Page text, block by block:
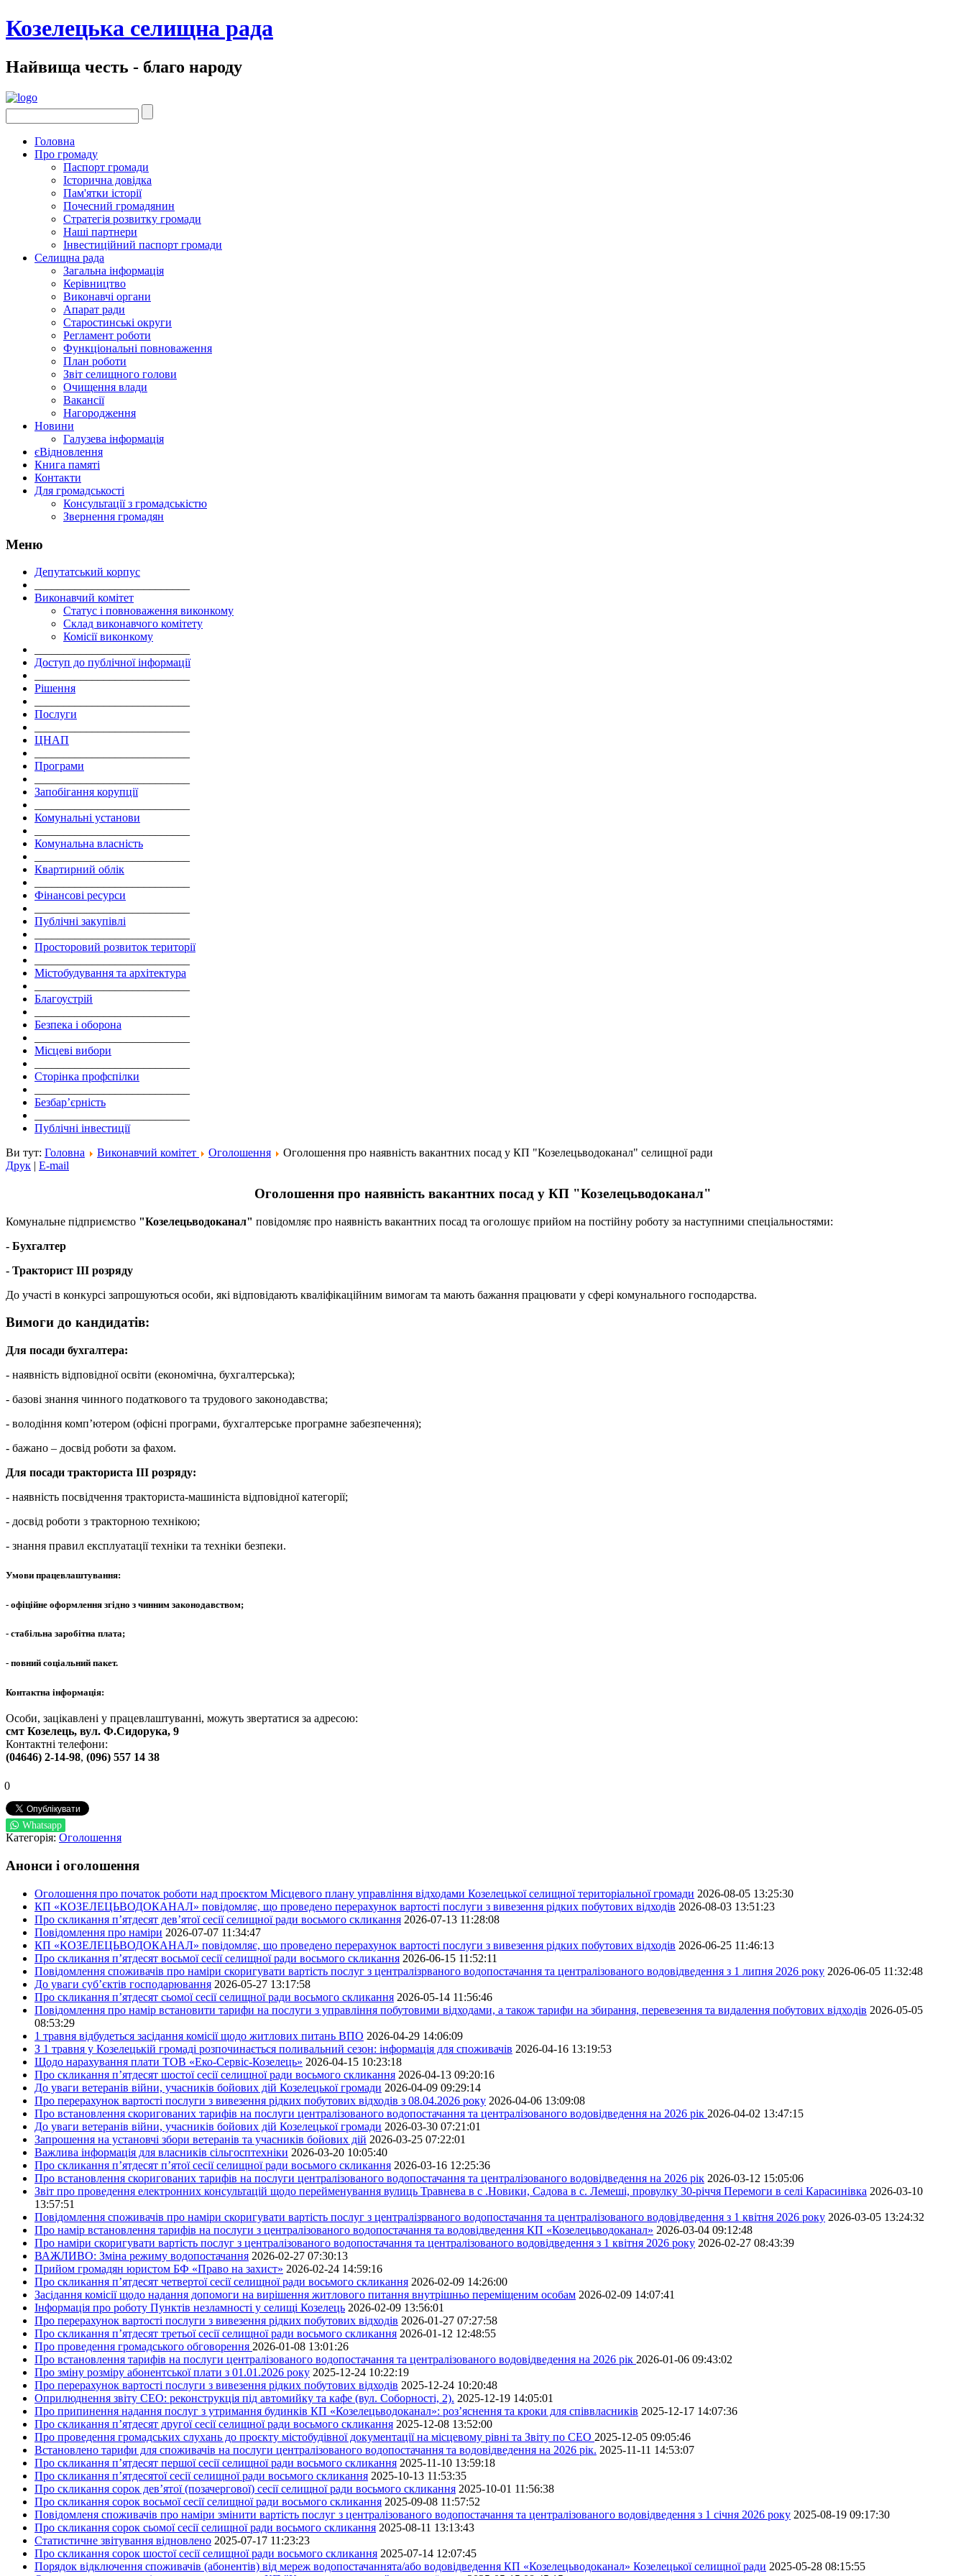
Козелецька селищна рада
Найвища честь - благо народу
Головна
Про громаду
Паспорт громади
Історична довідка
Пам'ятки історії
Почесний громадянин
Стратегія розвитку громади
Наші партнери
Інвестиційний паспорт громади
Селищна рада
Загальна інформація
Керівництво
Виконавчі органи
Апарат ради
Старостинські округи
Регламент роботи
Функціональні повноваження
План роботи
Звіт селищного голови
Очищення влади
Вакансії
Нагородження
Новини
Галузева інформація
єВідновлення
Книга памяті
Контакти
Для громадськості
Консультації з громадськістю
Звернення громадян
Меню
Депутатський корпус
Виконавчий комітет
Статус і повноваження виконкому
Склад виконавчого комітету
Комісії виконкому
Доступ до публічної інформації
Рішення
Послуги
ЦНАП
Програми
Запобігання корупції
Комунальні установи
Комунальна власність
Квартирний облік
Фінансові ресурси
Публічні закупівлі
Просторовий розвиток території
Містобудування та архітектура
Благоустрій
Безпека і оборона
Місцеві вибори
Сторінка профспілки
Безбар’єрність
Публічні інвестиції
Ви тут: Головна Виконавчий комітет Оголошення
Оголошення про наявність вакантних посад у КП "Козелецьводоканал" селищної ради
Друк | E-mail
Оголошення про наявність вакантних посад у КП "Козелецьводоканал"
Комунальне підприємство "Козелецьводоканал" повідомляє про наявність вакантних посад та оголошує прийом на постійну роботу за наступними спеціальностями:
- Бухгалтер
- Тракторист ІІІ розряду
До участі в конкурсі запрошуються особи, які відповідають кваліфікаційним вимогам та мають бажання працювати у сфері комунального господарства.
Вимоги до кандидатів:
Для посади бухгалтера:
- наявність відповідної освіти (економічна, бухгалтерська);
- базові знання чинного податкового та трудового законодавства;
- володіння комп’ютером (офісні програми, бухгалтерське програмне забезпечення);
- бажано – досвід роботи за фахом.
Для посади тракториста ІІІ розряду:
- наявність посвідчення тракториста-машиніста відповідної категорії;
- досвід роботи з тракторною технікою;
- знання правил експлуатації техніки та техніки безпеки.
Умови працевлаштування:
- офіційне оформлення згідно з чинним законодавством;
- стабільна заробітна плата;
- повний соціальний пакет.
Контактна інформація:
Особи, зацікавлені у працевлаштуванні, можуть звертатися за адресою:
смт Козелець, вул. Ф.Сидорука, 9
Контактні телефони:
(04646) 2-14-98, (096) 557 14 38
0
Whatsapp
Категорія: Оголошення
Анонси і оголошення
Оголошення про початок роботи над проєктом Місцевого плану управління відходами Козелецької селищної територіальної громади 2026-08-05 13:25:30
КП «КОЗЕЛЕЦЬВОДОКАНАЛ» повідомляє, що проведено перерахунок вартості послуги з вивезення рідких побутових відходів 2026-08-03 13:51:23
Про скликання п’ятдесят дев’ятої сесії селищної ради восьмого скликання 2026-07-13 11:28:08
Повідомлення про наміри 2026-07-07 11:34:47
КП «КОЗЕЛЕЦЬВОДОКАНАЛ» повідомляє, що проведено перерахунок вартості послуги з вивезення рідких побутових відходів 2026-06-25 11:46:13
Про скликання п’ятдесят восьмої сесії селищної ради восьмого скликання 2026-06-15 11:52:11
Повідомлення споживачів про наміри скоригувати вартість послуг з централізрваного водопостачання та централізованого водовідведення з 1 липня 2026 року 2026-06-05 11:32:48
До уваги суб’єктів господарювання 2026-05-27 13:17:58
Про скликання п’ятдесят сьомої сесії селищної ради восьмого скликання 2026-05-14 11:56:46
Повідомлення про намір встановити тарифи на послуги з управління побутовими відходами, а також тарифи на збирання, перевезення та видалення побутових відходів 2026-05-05
08:53:29
1 травня відбудеться засідання комісії щодо житлових питань ВПО 2026-04-29 14:06:09
З 1 травня у Козелецькій громаді розпочинається поливальний сезон: інформація для споживачів 2026-04-16 13:19:53
Щодо нарахування плати ТОВ «Еко-Сервіс-Козелець» 2026-04-15 10:23:18
Про скликання п’ятдесят шостої сесії селищної ради восьмого скликання 2026-04-13 09:20:16
До уваги ветеранів війни, учасників бойових дій Козелецької громади 2026-04-09 09:29:14
Про перерахунок вартості послуги з вивезення рідких побутових відходів з 08.04.2026 року 2026-04-06 13:09:08
Про встановлення скоригованих тарифів на послуги централізованого водопостачання та централізованого водовідведення на 2026 рік 2026-04-02 13:47:15
До уваги ветеранів війни, учасників бойових дій Козелецької громади 2026-03-30 07:21:01
Запрошення на установчі збори ветеранів та учасників бойових дій 2026-03-25 07:22:01
Важлива інформація для власників сільгосптехніки 2026-03-20 10:05:40
Про скликання п’ятдесят п’ятої сесії селищної ради восьмого скликання 2026-03-16 12:25:36
Про встановлення скоригованих тарифів на послуги централізованого водопостачання та централізованого водовідведення на 2026 рік 2026-03-12 15:05:06
Звіт про проведення електронних консультацій щодо перейменування вулиць Травнева в с .Новики, Садова в с. Лемеші, провулку 30-річчя Перемоги в селі Карасинівка 2026-03-10
13:57:51
Повідомлення споживачів про наміри скоригувати вартість послуг з централізрваного водопостачання та централізованого водовідведення з 1 квітня 2026 року 2026-03-05 13:24:32
Про намір встановлення тарифів на послуги з централізованого водопостачання та водовідведення КП «Козелецьводоканал» 2026-03-04 09:12:48
Про наміри скоригувати вартість послуг з централізованого водопостачання та централізованого водовідведення з 1 квітня 2026 року 2026-02-27 08:43:39
ВАЖЛИВО: Зміна режиму водопостачання 2026-02-27 07:30:13
Прийом громадян юристом БФ «Право на захист» 2026-02-24 14:59:16
Про скликання п’ятдесят четвертої сесії селищної ради восьмого скликання 2026-02-09 14:26:00
Засідання комісії щодо надання допомоги на вирішення житлового питання внутрішньо переміщеним особам 2026-02-09 14:07:41
Інформація про роботу Пунктів незламності у селищі Козелець 2026-02-09 13:56:01
Про перерахунок вартості послуги з вивезення рідких побутових відходів 2026-01-27 07:27:58
Про скликання п’ятдесят третьої сесії селищної ради восьмого скликання 2026-01-12 12:48:55
Про проведення громадського обговорення 2026-01-08 13:01:26
Про встановлення тарифів на послуги централізованого водопостачання та централізованого водовідведення на 2026 рік 2026-01-06 09:43:02
Про зміну розміру абонентської плати з 01.01.2026 року 2025-12-24 10:22:19
Про перерахунок вартості послуги з вивезення рідких побутових відходів 2025-12-24 10:20:48
Оприлюднення звіту СЕО: реконструкція під автомийку та кафе (вул. Соборності, 2). 2025-12-19 14:05:01
Про припинення надання послуг з утримання будинків КП «Козелецьводоканал»: роз’яснення та кроки для співвласників 2025-12-17 14:07:36
Про скликання п’ятдесят другої сесії селищної ради восьмого скликання 2025-12-08 13:52:00
Про проведення громадських слухань до проєкту містобудівної документації на місцевому рівні та Звіту по СЕО 2025-12-05 09:05:46
Встановлено тарифи для споживачів на послуги централізованого водопостачання та водовідведення на 2026 рік. 2025-11-11 14:53:07
Про скликання п’ятдесят першої сесії селищної ради восьмого скликання 2025-11-10 13:59:18
Про скликання п’ятдесятої сесії селищної ради восьмого скликання 2025-10-13 11:53:35
Про скликання сорок дев’ятої (позачергової) сесії селищної ради восьмого скликання 2025-10-01 11:56:38
Про скликання сорок восьмої сесії селищної ради восьмого скликання 2025-09-08 11:57:52
Повідомленя споживачів про наміри змінити вартість послуг з централізованого водопостачання та централізованого водовідведення з 1 січня 2026 року 2025-08-19 09:17:30
Про скликання сорок сьомої сесії селищної ради восьмого скликання 2025-08-11 13:13:43
Статистичне звітування відновлено 2025-07-17 11:23:23
Про скликання сорок шостої сесії селищної ради восьмого скликання 2025-07-14 12:07:45
Порядок відключення споживачів (абонентів) від мереж водопостачаннята/або водовідведення КП «Козелецьводоканал» Козелецької селищної ради 2025-05-28 08:15:55